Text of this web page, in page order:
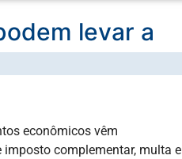
levar a
econômicos vêm
imposto complementar, multa e